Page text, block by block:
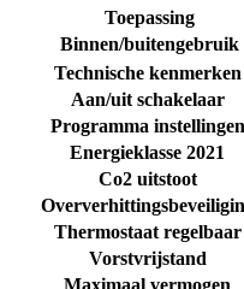
Toepassing
Binnen/buitengebruik
Technische kenmerken
Aan/uit schakelaar
Programma instellingen
Energieklasse 2021
Co2 uitstoot
Thermostaat regelbaar
Vorstvrijstand
Maximaal vermogen